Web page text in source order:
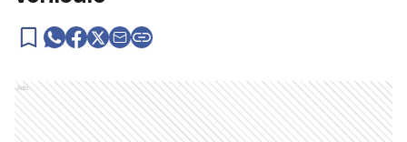
Ads